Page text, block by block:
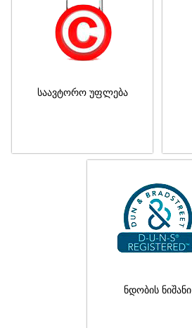
საავტორო უფლება
ნდობის ნიშანი